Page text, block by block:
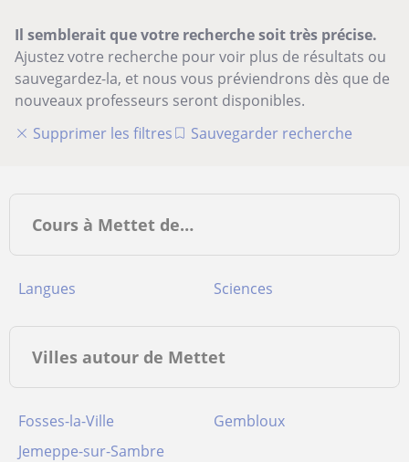
Il semblerait que votre recherche soit très précise.
Ajustez votre recherche pour voir plus de résultats ou
sauvegardez-la, et nous vous préviendrons dès que de
nouveaux professeurs seront disponibles.
Supprimer les filtres
Sauvegarder recherche
Cours à Mettet de…
Langues Sciences
Villes autour de Mettet
Fosses-la-Ville
Gembloux
Jemeppe-sur-Sambre